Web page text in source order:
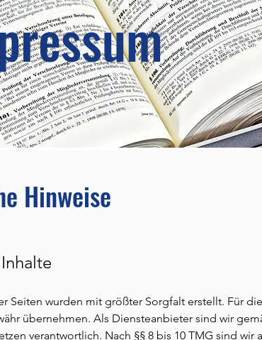
Hinweise
Seiten wurden mit größter Sorgfalt erstellt. Für
übernehmen. Als Diensteanbieter sind wir
verantwortlich. Nach §§ 8 bis 10 TMG sind